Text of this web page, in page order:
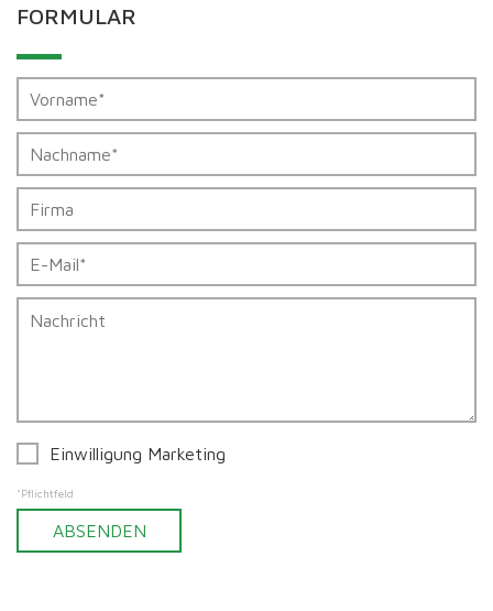
FORMULAR
Kontakt
Einwilligung Marketing
*Pflichtfeld